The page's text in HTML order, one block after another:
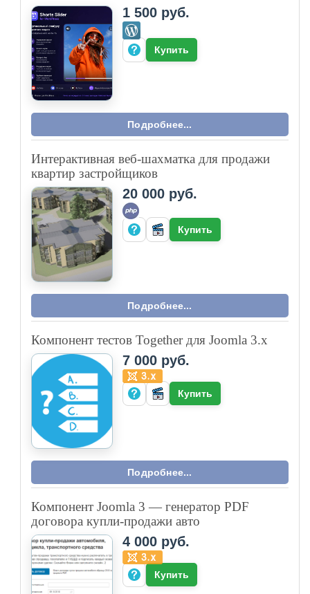
1 500 руб.
Купить
Подробнее...
Интерактивная веб-шахматка для продажи
квартир застройщиков
20 000 руб.
Купить
Подробнее...
Компонент тестов Together для Joomla 3.x
7 000 руб.
Купить
Подробнее...
Компонент Joomla 3 — генератор PDF
договора купли-продажи авто
4 000 руб.
Купить